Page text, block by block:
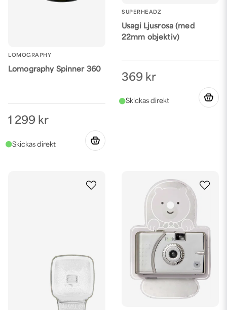
LOMOGRAPHY
Lomography Spinner 360
1 299 kr
SUPERHEADZ
Usagi Ljusrosa (med
22mm objektiv)
369 kr